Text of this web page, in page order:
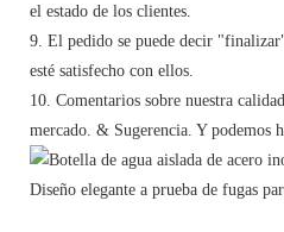
el estado de los clientes.
9. El pedido se puede decir
esté satisfecho con ellos.
10. Comentarios sobre nuestra
mercado. & Sugerencia. Y podemos